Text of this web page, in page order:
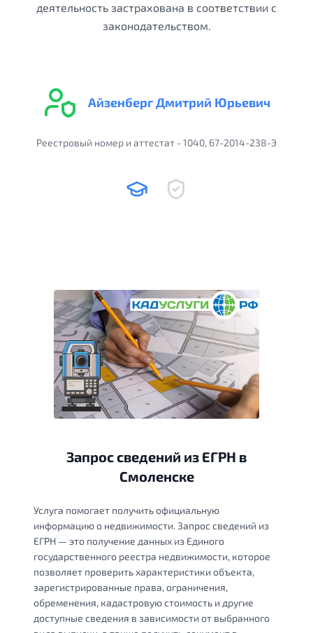
деятельность застрахована в соответствии с
законодательством.
Айзенберг Дмитрий Юрьевич
Реестровый номер и аттестат - 1040, 67-2014-238-Э
Запрос сведений из ЕГРН в
Смоленске
Услуга помогает получить официальную
информацию о недвижимости. Запрос сведений из
ЕГРН — это получение данных из Единого
государственного реестра недвижимости, которое
позволяет проверить характеристики объекта,
зарегистрированные права, ограничения,
обременения, кадастровую стоимость и другие
доступные сведения в зависимости от выбранного